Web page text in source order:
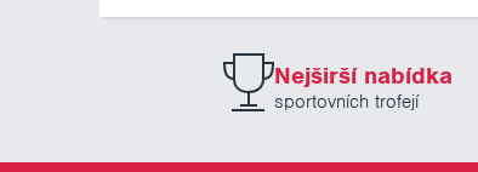
Nejširší nabídka
sportovních trofejí